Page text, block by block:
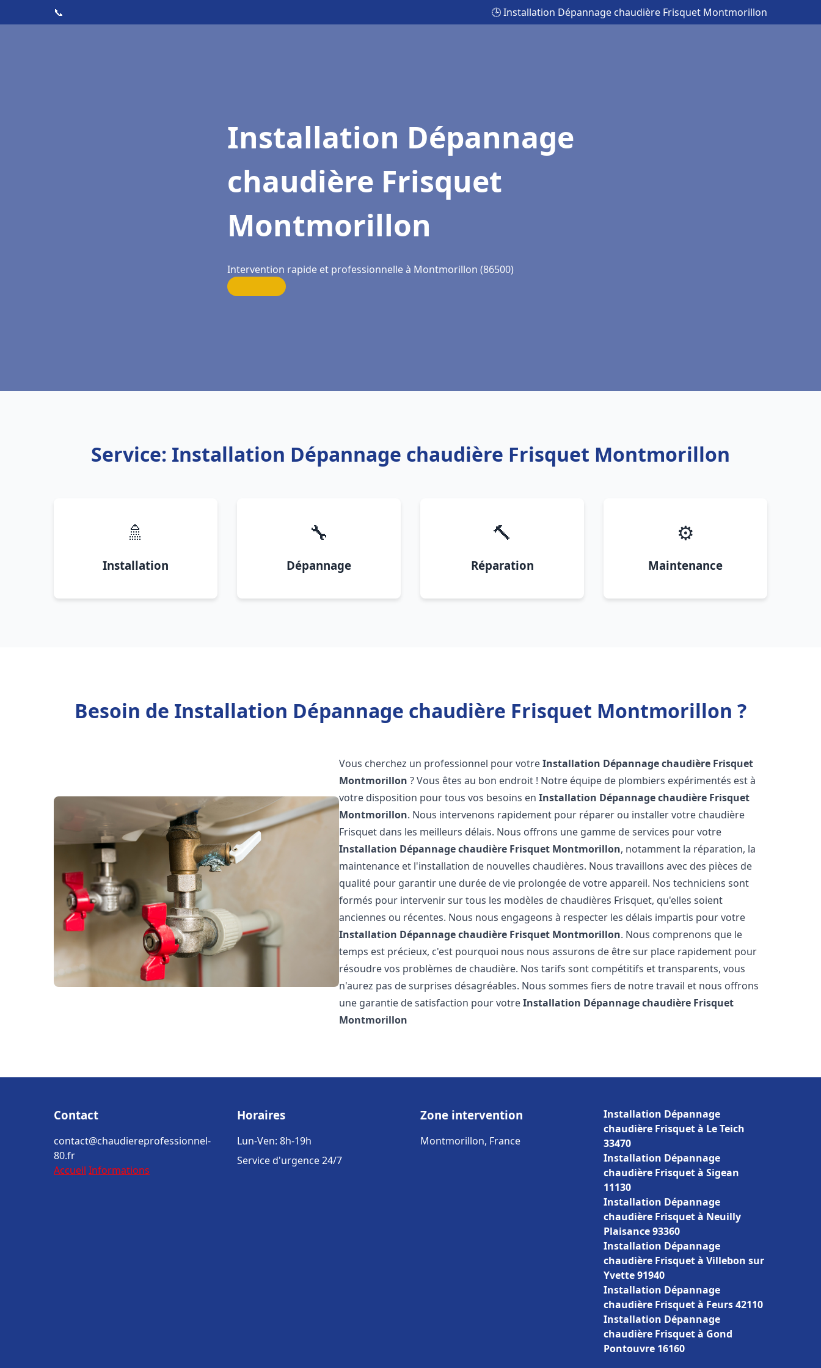
📞 🕒 Installation Dépannage chaudière Frisquet Montmorillon
Installation Dépannage
chaudière Frisquet
Montmorillon
Intervention rapide et professionnelle à Montmorillon (86500)
Service: Installation Dépannage chaudière Frisquet Montmorillon
🚿
Installation
🔧
Dépannage
🔨
Réparation
⚙️
Maintenance
Besoin de Installation Dépannage chaudière Frisquet Montmorillon ?
Vous cherchez un professionnel pour votreInstallation Dépannage chaudière Frisquet
Montmorillon ? Vous êtes au bon endroit ! Notre équipe de plombiers expérimentés est à
votre disposition pour tous vos besoins enInstallation Dépannage chaudière Frisquet
Montmorillon. Nous intervenons rapidement pour réparer ou installer votre chaudière
Frisquet dans les meilleurs délais. Nous offrons une gamme de services pour votre
Installation Dépannage chaudière Frisquet Montmorillon, notamment la réparation, la
maintenance et l'installation de nouvelles chaudières. Nous travaillons avec des pièces de
qualité pour garantir une durée de vie prolongée de votre appareil. Nos techniciens sont
formés pour intervenir sur tous les modèles de chaudières Frisquet, qu'elles soient
anciennes ou récentes. Nous nous engageons à respecter les délais impartis pour votre
Installation Dépannage chaudière Frisquet Montmorillon. Nous comprenons que le
temps est précieux, c'est pourquoi nous nous assurons de être sur place rapidement pour
résoudre vos problèmes de chaudière. Nos tarifs sont compétitifs et transparents, vous
n'aurez pas de surprises désagréables. Nous sommes fiers de notre travail et nous offrons
une garantie de satisfaction pour votreInstallation Dépannage chaudière Frisquet
Montmorillon
Contact
contact@chaudiereprofessionnel-
80.fr
Accueil Informations
Horaires
Lun-Ven: 8h-19h
Service d'urgence 24/7
Zone intervention
Montmorillon, France
Installation Dépannage
chaudière Frisquet à Le Teich
33470
Installation Dépannage
chaudière Frisquet à Sigean
11130
Installation Dépannage
chaudière Frisquet à Neuilly
Plaisance 93360
Installation Dépannage
chaudière Frisquet à Villebon sur
Yvette 91940
Installation Dépannage
chaudière Frisquet à Feurs 42110
Installation Dépannage
chaudière Frisquet à Gond
Pontouvre 16160